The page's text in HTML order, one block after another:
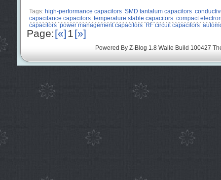
Tags: high-performance capacitors SMD tantalum capacitors
capacitance capacitors temperature stable capacitors compact
capacitors power management capacitors RF circuit capacitors
Page:[«] 1 [»]
Powered By Z-Blog 1.8 Walle Build 100427